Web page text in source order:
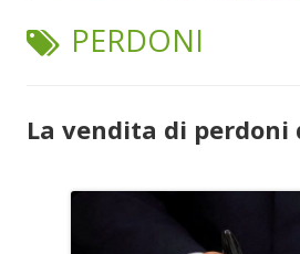
TAG:
PERDONI
La vendita di perdoni